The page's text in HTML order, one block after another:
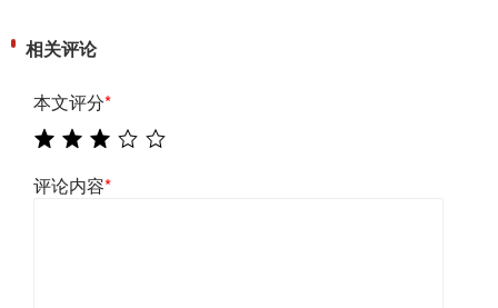
相关评论
本文评分*
评论内容*